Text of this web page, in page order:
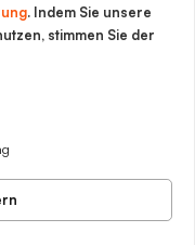
. Indem Sie unsere
stimmen Sie der